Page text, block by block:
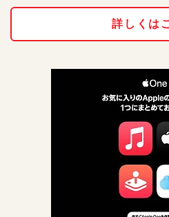
詳しくは